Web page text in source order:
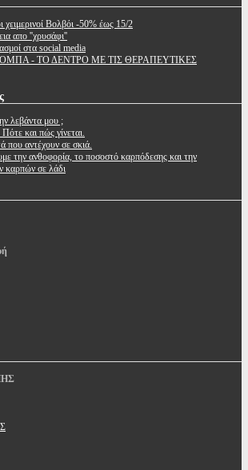
Βολβόι -50% έως 15/2
απο ''χρυσάφι''
στα social media
- ΤΟ ΔΕΝΤΡΟ ΜΕ ΤΙΣ ΘΕΡΑΠΕΥΤΙΚΕΣ
λεβάντα μου ;
και πώς γίνεται.
που αντέχουν σε σκιά.
την ανθοφορία, το ποσοστό καρπόδεσης και την
καρπών σε λάδι